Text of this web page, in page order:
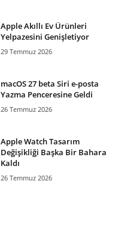
Apple Akıllı Ev Ürünleri
Yelpazesini Genişletiyor
29 Temmuz 2026
macOS 27 beta Siri e-posta
Yazma Penceresine Geldi
26 Temmuz 2026
Apple Watch Tasarım
Değişikliği Başka Bir Bahara
Kaldı
26 Temmuz 2026